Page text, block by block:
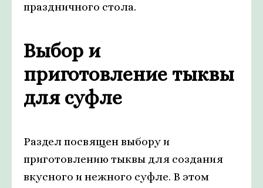
праздничного стола.
Выбор и
приготовление тыквы
для суфле
Раздел посвящен выбору и
приготовлению тыквы для создания
вкусного и нежного суфле. В этом